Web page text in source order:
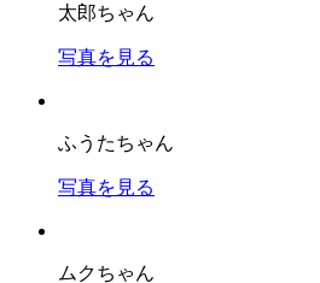
太郎ちゃん
写真を見る
ふうたちゃん
写真を見る
ムクちゃん